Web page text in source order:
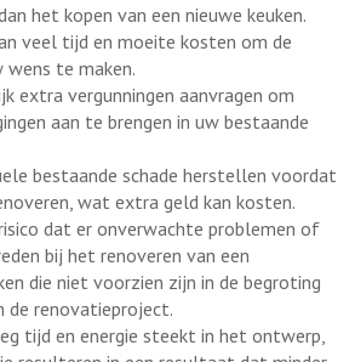
het kopen van een nieuwe keuken.
veel tijd en moeite kosten om de
wens te maken.
extra vergunningen aanvragen om
aan te brengen in uw bestaande
bestaande schade herstellen voordat
wat extra geld kan kosten.
dat er onverwachte problemen of
bij het renoveren van een
die niet voorzien zijn in de begroting
de renovatieproject.
tijd en energie steekt in het ontwerp,